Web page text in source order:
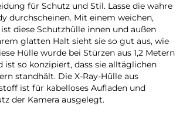
für Schutz und Stil. Lasse die wahre
durchscheinen. Mit einem weichen,
diese Schutzhülle innen und außen
glatten Halt sieht sie so gut aus, wie
Hülle wurde bei Stürzen aus 1,2 Metern
ist so konzipiert, dass sie alltäglichen
standhält. Die X-Ray-Hülle aus
ist für kabelloses Aufladen und
der Kamera ausgelegt.